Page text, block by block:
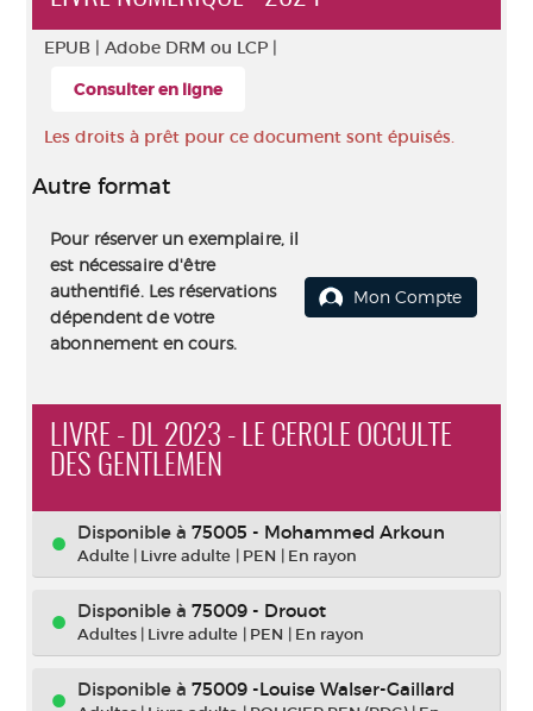
EPUB | Adobe DRM ou LCP |
Consulter en ligne
Les droits à prêt pour ce document sont épuisés.
Autre format
Pour réserver un exemplaire, il
est nécessaire d'être
authentifié. Les réservations
dépendent de votre
abonnement en cours.
Mon Compte
LIVRE - DL 2023 - LE CERCLE OCCULTE
DES GENTLEMEN
Disponible à 75005 - Mohammed Arkoun
Adulte | Livre adulte | PEN | En rayon
Disponible à 75009 - Drouot
Adultes | Livre adulte | PEN | En rayon
Disponible à 75009 -Louise Walser-Gaillard